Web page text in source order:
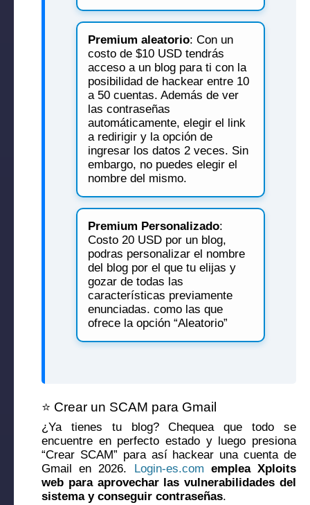
Premium aleatorio: Con un
costo de $10 USD tendrás
acceso a un blog para ti con la
posibilidad de hackear entre 10
a 50 cuentas. Además de ver
las contraseñas
automáticamente, elegir el link
a redirigir y la opción de
ingresar los datos 2 veces. Sin
embargo, no puedes elegir el
nombre del mismo.
Premium Personalizado:
Costo 20 USD por un blog,
podras personalizar el nombre
del blog por el que tu elijas y
gozar de todas las
características previamente
enunciadas. como las que
ofrece la opción “Aleatorio”
⭐ Crear un SCAM para Gmail
¿Ya tienes tu blog? Chequea que todo se
encuentre en perfecto estado y luego presiona
“Crear SCAM” para así hackear una cuenta de
Gmail en 2026.
Login-es.com emplea Xploits
web para aprovechar las vulnerabilidades del
sistema y conseguir contraseñas.